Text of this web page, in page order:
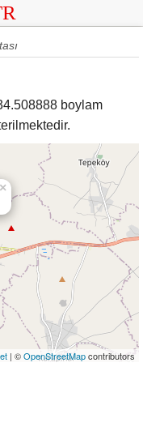
boylam
×
| ©OpenStreetMapcontributors